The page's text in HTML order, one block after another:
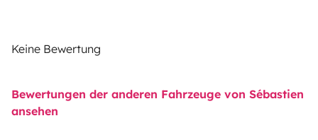
Keine Bewertung
Bewertungen der anderen Fahrzeuge von Sébastien
ansehen